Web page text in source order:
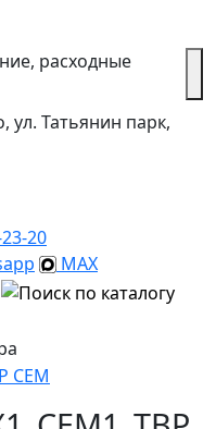
расходные
ул. Татьянин парк,
20
MAX